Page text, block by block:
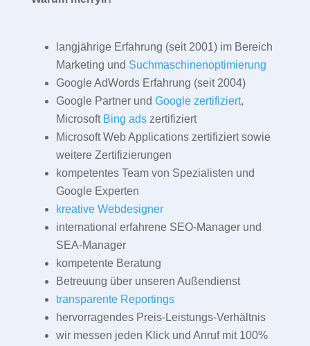
langjährige Erfahrung (seit 2001) im Bereich
Marketing und Suchmaschinenoptimierung
Google AdWords Erfahrung (seit 2004)
Google Partner und Google zertifiziert,
Microsoft Bing adszertifiziert
Microsoft Web Applications zertifiziert sowie
weitere Zertifizierungen
kompetentes Team von Spezialisten und
Google Experten
kreative Webdesigner
international erfahrene SEO-Manager und
SEA-Manager
kompetente Beratung
Betreuung über unseren Außendienst
transparente Reportings
hervorragendes Preis-Leistungs-Verhältnis
wir messen jeden Klick und Anruf mit 100%